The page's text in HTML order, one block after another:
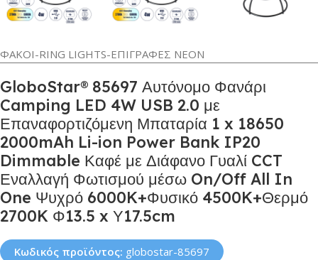
ΦΑΚΟΙ-RING LIGHTS-ΕΠΙΓΡΑΦΕΣ ΝΕΟΝ
GloboStar® 85697 Αυτόνομο Φανάρι
Camping LED 4W USB 2.0 με
Επαναφορτιζόμενη Μπαταρία 1 x 18650
2000mAh Li-ion Power Bank IP20
Dimmable Καφέ με Διάφανο Γυαλί CCT
Εναλλαγή Φωτισμού μέσω On/Off All In
One Ψυχρό 6000K+Φυσικό 4500K+Θερμό
2700K Φ13.5 x Υ17.5cm
Κωδικός προϊόντος: globostar-85697